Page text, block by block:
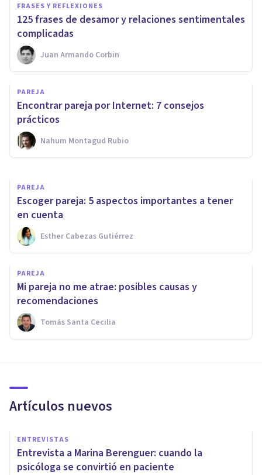
FRASES Y REFLEXIONES
125 frases de desamor y relaciones sentimentales
complicadas
Juan Armando Corbin
PAREJA
Encontrar pareja por Internet: 7 consejos
prácticos
Nahum Montagud Rubio
PAREJA
Mi pareja se enfada y no me
habla: por qué ocurre y qué
hacer
Oscar Castillero Mimenza
PAREJA
​Escoger pareja: 5 aspectos importantes a tener
en cuenta
Esther Cabezas Gutiérrez
PAREJA
Mi pareja no me atrae: posibles causas y
recomendaciones
Tomás Santa Cecilia
Artículos nuevos
ENTREVISTAS
Entrevista a Marina Berenguer: cuando la
psicóloga se convirtió en paciente